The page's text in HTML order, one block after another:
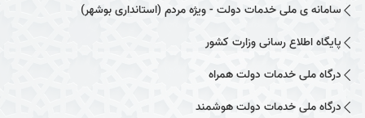
سامانه ی ملی خدمات دولت - ویژه مردم (استانداری بوشهر)
پایگاه اطلاع رسانی وزارت کشور
درگاه ملی خدمات دولت همراه
درگاه ملی خدمات دولت هوشمند